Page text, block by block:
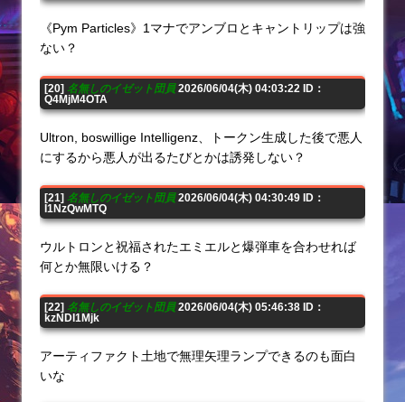
《Pym Particles》1マナでアンブロとキャントリップは強
ない？
[20] 名無しのイゼット団員2026/06/04(木) 04:03:22 ID：
Q4MjM4OTA
Ultron, boswillige Intelligenz、トークン生成した後で悪人
にするから悪人が出るたびとかは誘発しない？
[21] 名無しのイゼット団員2026/06/04(木) 04:30:49 ID：
I1NzQwMTQ
ウルトロンと祝福されたエミエルと爆弾車を合わせれば
何とか無限いける？
[22] 名無しのイゼット団員2026/06/04(木) 05:46:38 ID：
kzNDI1Mjk
アーティファクト土地で無理矢理ランプできるのも面白
いな